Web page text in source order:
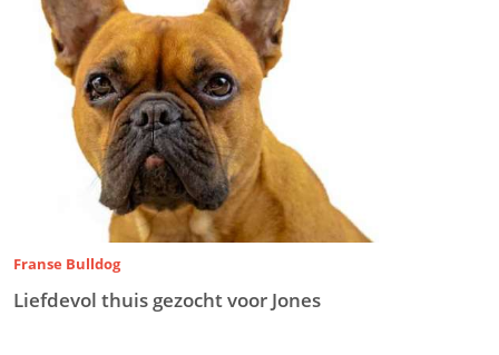
Franse Bulldog
Liefdevol thuis gezocht voor Jones